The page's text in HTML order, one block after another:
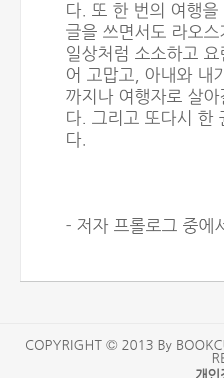
다. 또 한 번의 여행
글을 쓰면서도 라오
일상처럼 소소하고
어 고맙고, 아내와 내
까지나 여행자로 살
다. 그리고 또다시 한
다.
- 저자 프롤로그 중에
COPYRIGHT © 2013 By
개인